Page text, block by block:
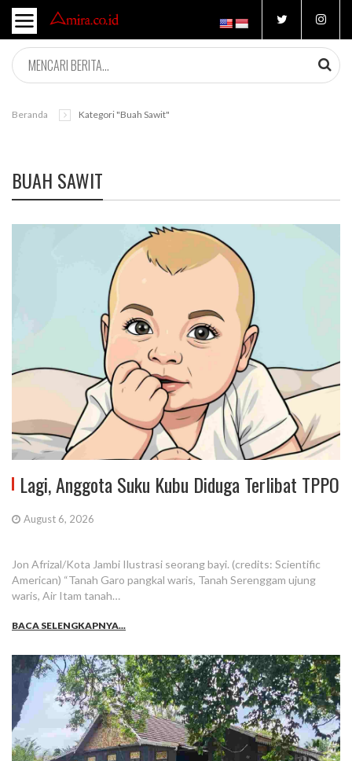
Beranda Kategori "buah Sawit"
BUAH SAWIT
Lagi, Anggota Suku Kubu Diduga Terlibat TPPO
August 6, 2026
Jon Afrizal/Kota Jambi Ilustrasi seorang bayi. (credits: Scientific
American) “Tanah Garo pangkal waris, Tanah Serenggam ujung
waris, Air Itam tanah…
BACA SELENGKAPNYA...